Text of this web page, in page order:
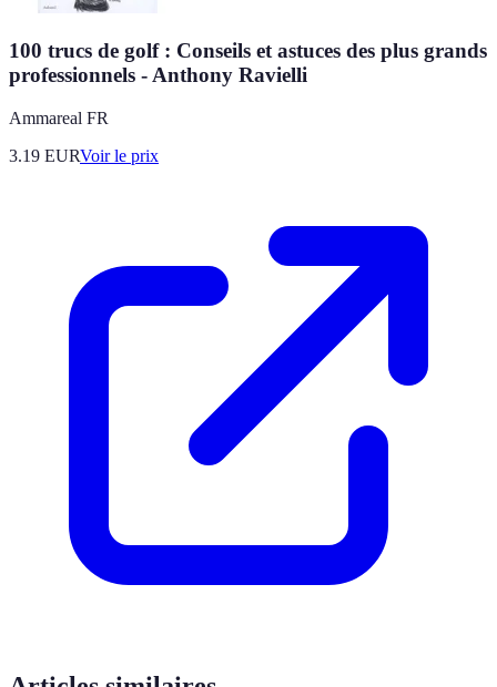
100 trucs de golf : Conseils et astuces des plus grands
professionnels - Anthony Ravielli
Ammareal FR
3.19 EURVoir le prix